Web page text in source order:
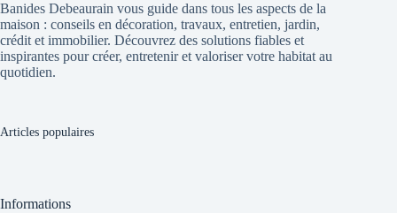
Banides Debeaurain vous guide dans tous les aspects de la
maison : conseils en décoration, travaux, entretien, jardin,
crédit et immobilier. Découvrez des solutions fiables et
inspirantes pour créer, entretenir et valoriser votre habitat au
quotidien.
Articles populaires
Informations